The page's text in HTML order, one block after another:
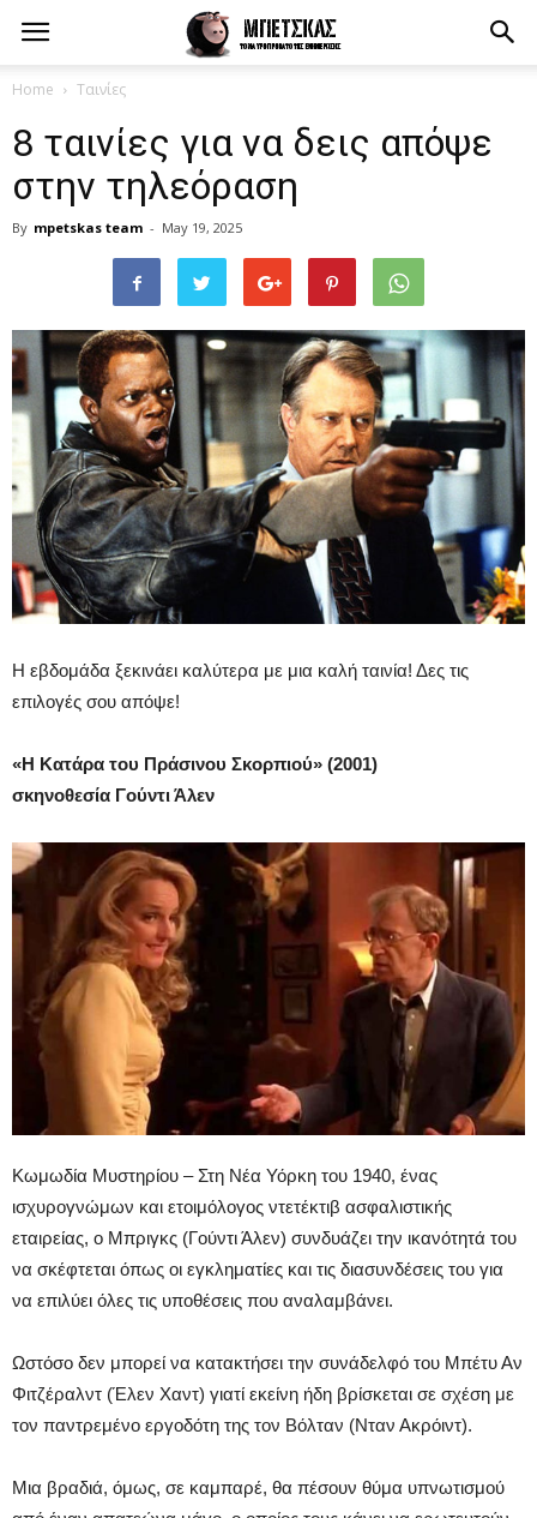
Home Ταινίες
8 ταινίες για να δεις απόψε
στην τηλεόραση
By mpetskas team - May 19, 2025
Η εβδομάδα ξεκινάει καλύτερα με μια καλή ταινία! Δες τις
επιλογές σου απόψε!
«Η Κατάρα του Πράσινου Σκορπιού» (2001)
σκηνοθεσία Γούντι Άλεν
Κωμωδία Μυστηρίου – Στη Νέα Υόρκη του 1940, ένας
ισχυρογνώμων και ετοιμόλογος ντετέκτιβ ασφαλιστικής
εταιρείας, ο Μπριγκς (Γούντι Άλεν) συνδυάζει την ικανότητά του
να σκέφτεται όπως οι εγκληματίες και τις διασυνδέσεις του για
να επιλύει όλες τις υποθέσεις που αναλαμβάνει.
Ωστόσο δεν μπορεί να κατακτήσει την συνάδελφό του Μπέτυ Αν
Φιτζέραλντ (Έλεν Χαντ) γιατί εκείνη ήδη βρίσκεται σε σχέση με
τον παντρεμένο εργοδότη της τον Βόλταν (Νταν Ακρόιντ).
Μια βραδιά, όμως, σε καμπαρέ, θα πέσουν θύμα υπνωτισμού